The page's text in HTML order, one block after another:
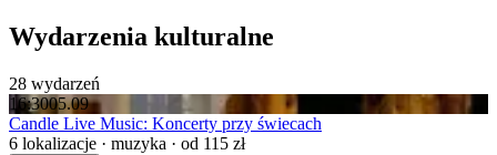
Wydarzenia kulturalne
28 wydarzeń
16:3005.09
Candle Live Music: Koncerty przy świecach
6 lokalizacje · muzyka · od 115 zł